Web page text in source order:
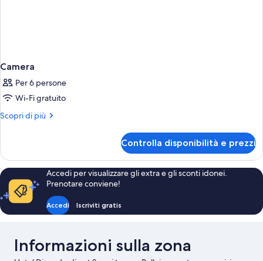
Camera
Per 6 persone
Wi-Fi gratuito
Scopri di più
Altri
Controlla disponibilità e prezzi
Accedi per visualizzare gli extra e gli sconti idonei.
Prenotare conviene!
Accedi Iscriviti gratis
Informazioni sulla zona